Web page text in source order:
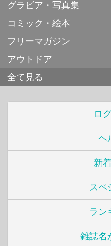
グラビア・写真集
コミック・絵本
フリーマガジン
アウトドア
全て見る
ロ
ヘ
新
スペ
ラン
雑誌名